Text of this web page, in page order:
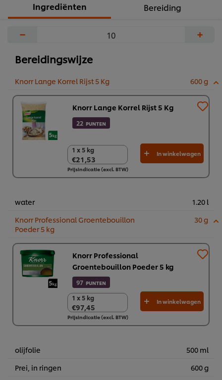
Ingrediënten Bereiding
− +
Bereidingswijze
Knorr Lange Korrel Rijst 5 Kg 600 g
Knorr Lange Korrel Rijst 5 Kg
22 PUNTEN
1 x 5 kg
€21,53
1 x 5 kg
€21,53
In winkelwagen
Prijsindicatie (excl. BTW)
water
1.20 l
Knorr Professional Groentebouillon
Poeder 5 kg
30 g
Knorr Professional
Groentebouillon Poeder 5 kg
97 PUNTEN
1 x 5 kg
€97,45
1 x 5 kg
€97,45
In winkelwagen
Prijsindicatie (excl. BTW)
olijfolie
500 ml
Prei, in ringen
600 g